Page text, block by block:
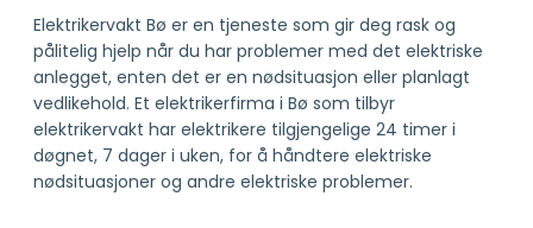
Elektrikervakt Bø er en tjeneste som gir deg rask og
pålitelig hjelp når du har problemer med det elektriske
anlegget, enten det er en nødsituasjon eller planlagt
vedlikehold. Et elektrikerfirma i Bø som tilbyr
elektrikervakt har elektrikere tilgjengelige 24 timer i
døgnet, 7 dager i uken, for å håndtere elektriske
nødsituasjoner og andre elektriske problemer.